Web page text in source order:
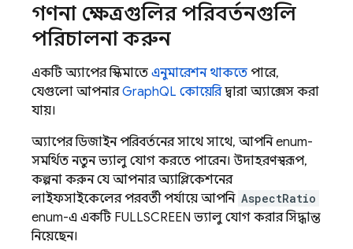
গণনা ক্ষেত্রগুলির পরিবর্তনগুলি
পরিচালনা করুন
একটি অ্যাপের স্কিমাতে এনুমারেশন থাকতে পারে,
যেগুলো আপনারGraphQL কোয়েরিদ্বারা অ্যাক্সেস করা
যায়।
অ্যাপের ডিজাইন পরিবর্তনের সাথে সাথে, আপনি enum-
সমর্থিত নতুন ভ্যালু যোগ করতে পারেন। উদাহরণস্বরূপ,
কল্পনা করুন যে আপনার অ্যাপ্লিকেশনের
লাইফসাইকেলের পরবর্তী পর্যায়ে আপনি AspectRatio
enum-এ একটি FULLSCREEN ভ্যালু যোগ করার সিদ্ধান্ত
নিয়েছেন।